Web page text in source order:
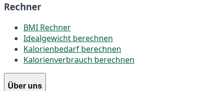
Rechner
BMI Rechner
Idealgewicht berechnen
Kalorienbedarf berechnen
Kalorienverbrauch berechnen
Über uns